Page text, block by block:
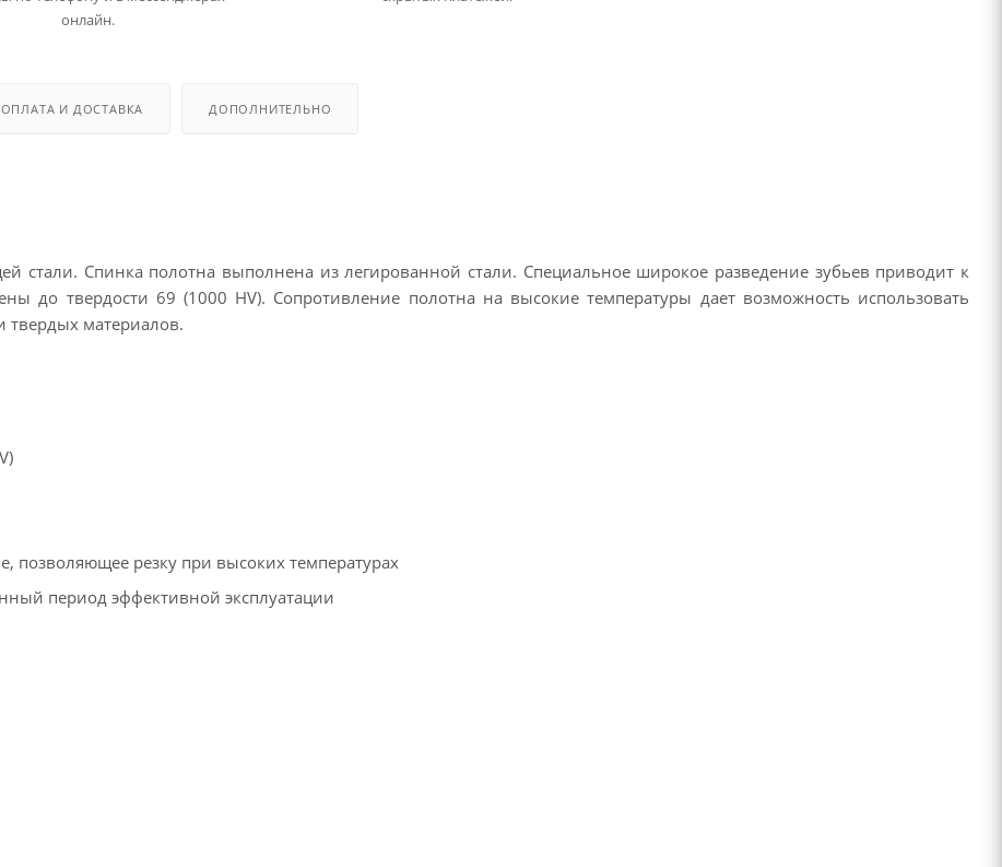
онлайн.
ОПЛАТА И ДОСТАВКА ДОПОЛНИТЕЛЬНО
стали. Спинка полотна выполнена из легированной стали. Специальное широкое разведение зубьев приводит к
до твердости 69 (1000 HV). Сопротивление полотна на высокие температуры дает возможность использовать
твердых материалов.
позволяющее резку при высоких температурах
период эффективной эксплуатации